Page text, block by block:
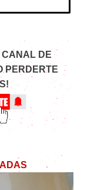
CANAL DE
PERDERTE